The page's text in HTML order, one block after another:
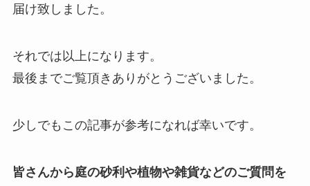
届け致しました。
それでは以上になります。
最後までご覧頂きありがとうございました。
少しでもこの記事が参考になれば幸いです。
皆さんから庭の砂利や植物や雑貨などのご質問を